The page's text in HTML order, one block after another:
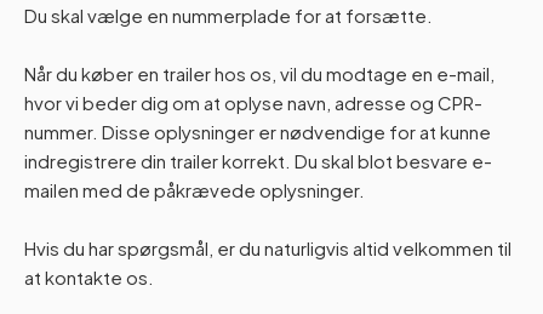
Du skal vælge en nummerplade for at forsætte.
Når du køber en trailer hos os, vil du modtage en e-mail,
hvor vi beder dig om at oplyse navn, adresse og CPR-
nummer. Disse oplysninger er nødvendige for at kunne
indregistrere din trailer korrekt. Du skal blot besvare e-
mailen med de påkrævede oplysninger.
Hvis du har spørgsmål, er du naturligvis altid velkommen til
at kontakte os.